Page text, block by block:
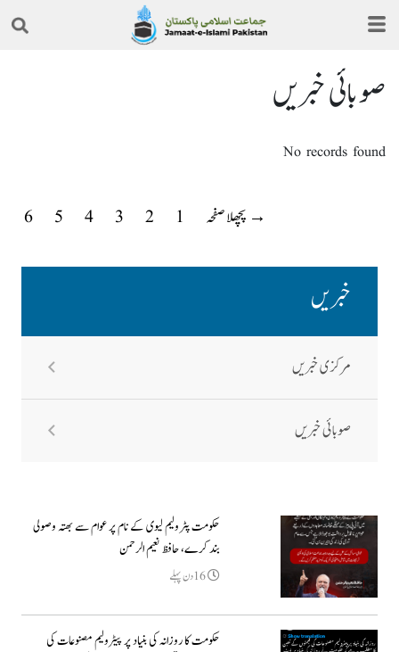
صوبائی خبریں
No records found
→ پچھلا صفحہ 1
2
3
4
5
6
خبریں
مرکزی خبریں
صوبائی خبریں
حکومت پٹرولیم لیوی کے نام پر عوام سے بھتہ وصولی
بند کرے، حافظ نعیم الرحمن
16دن پہلے
حکومت کا روزانہ کی بنیاد پر پیٹرولیم مصنوعات کی